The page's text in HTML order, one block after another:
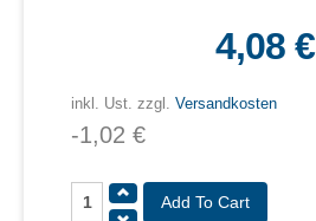
4,08 €
inkl. Ust. zzgl. Versandkosten
-1,02 €